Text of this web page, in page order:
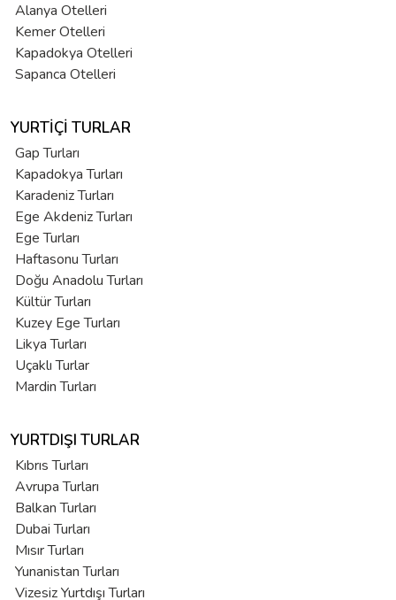
Alanya Otelleri
Kemer Otelleri
Kapadokya Otelleri
Sapanca Otelleri
YURTIÇI TURLAR
Gap Turları
Kapadokya Turları
Karadeniz Turları
Ege Akdeniz Turları
Ege Turları
Haftasonu Turları
Doğu Anadolu Turları
Kültür Turları
Kuzey Ege Turları
Likya Turları
Uçaklı Turlar
Mardin Turları
YURTDIŞI TURLAR
Kıbrıs Turları
Avrupa Turları
Balkan Turları
Dubai Turları
Mısır Turları
Yunanistan Turları
Vizesiz Yurtdışı Turları